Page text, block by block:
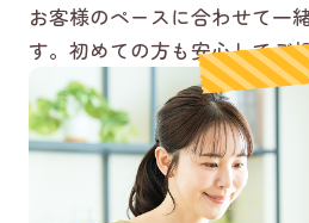
お客様のペースに合わせて一
す。初めての方も安心してご